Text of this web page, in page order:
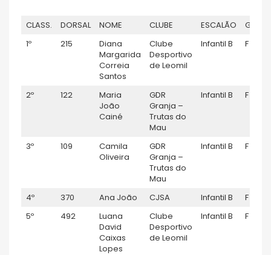
CLASS. DORSAL NOME CLUBE ESCALÃO
1º
215
Diana
Margarida
Correia
Santos
Clube
Desportivo
de Leomil
Infantil B F
2º 122
Maria
João
Cainé
GDR
Granja –
Trutas do
Mau
Infantil B F
3º 109
Camila
Oliveira
GDR
Granja –
Trutas do
Mau
Infantil B F
4º 370 Ana João CJSA Infantil B
F
5º
492
Luana
David
Caixas
Lopes
Clube
Desportivo
de Leomil
Infantil B F